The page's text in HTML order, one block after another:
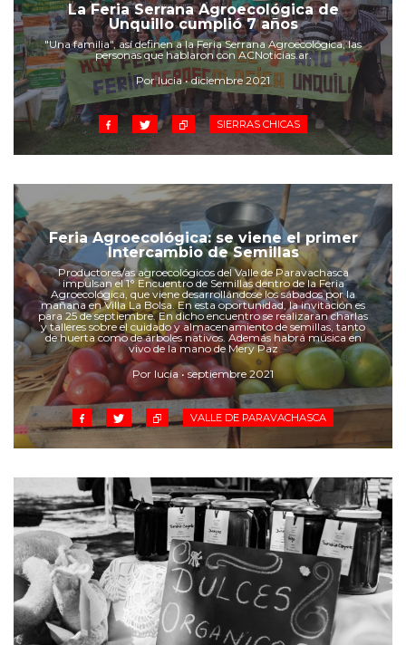
Cruz del Eje
Corredor de Ansenuza
La Carlota y zona
Laboulaye y sur
Bell Ville
Río Tercero
Despeñaderos
La Feria Serrana Agroecológica de
Unquillo cumplió 7 años
"Una familia", así definen a la Feria Serrana Agroecológica, las
personas que hablaron con ACNoticias.ar.
Por lucia • diciembre 2021
SIERRAS CHICAS
Feria Agroecológica: se viene el primer
Intercambio de Semillas
Productores/as agroecológicos del Valle de Paravachasca
impulsan el 1° Encuentro de Semillas dentro de la Feria
Agroecológica, que viene desarrollándose los sábados por la
mañana en Villa La Bolsa. En esta oportunidad, la invitación es
para 25 de septiembre. En dicho encuentro se realizaran charlas
y talleres sobre el cuidado y almacenamiento de semillas, tanto
de huerta como de árboles nativos. Además habrá música en
vivo de la mano de Mery Paz
Por lucia • septiembre 2021
VALLE DE PARAVACHASCA